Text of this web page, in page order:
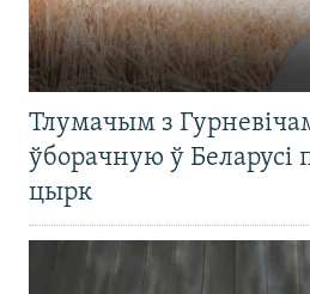
Тлумачым з
ўборачную ў Беларусі
цырк